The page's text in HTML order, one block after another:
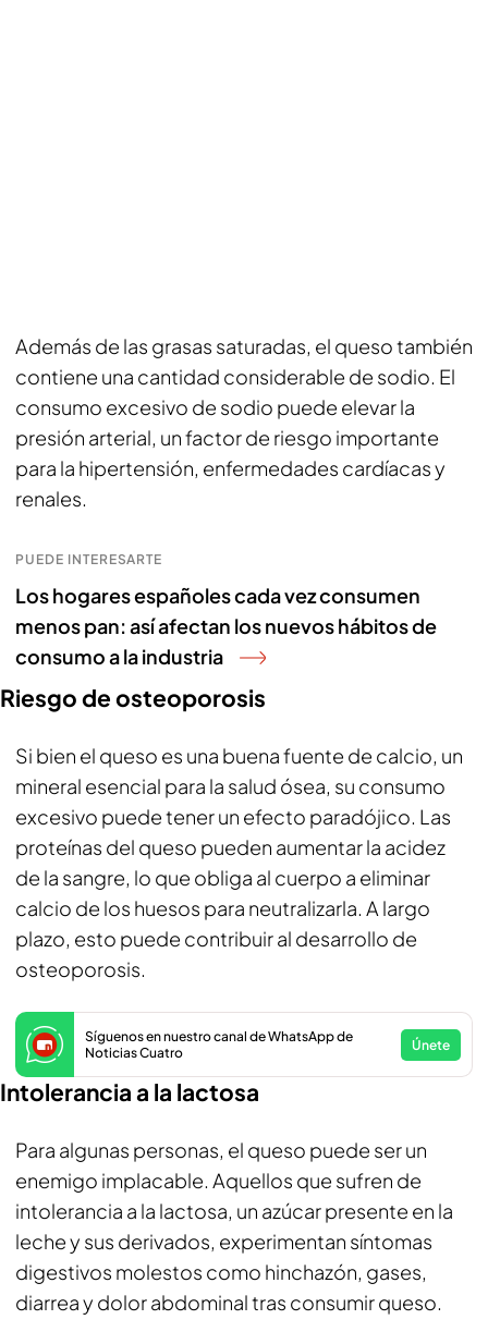
Además de las grasas saturadas, el queso también
contiene una cantidad considerable de sodio. El
consumo excesivo de sodio puede elevar la
presión arterial, un factor de riesgo importante
para la hipertensión, enfermedades cardíacas y
renales.
PUEDE INTERESARTE
Los hogares españoles cada vez consumen
menos pan: así afectan los nuevos hábitos de
consumo a la industria
Riesgo de osteoporosis
Si bien el queso es una buena fuente de calcio, un
mineral esencial para la salud ósea, su consumo
excesivo puede tener un efecto paradójico. Las
proteínas del queso pueden aumentar la acidez
de la sangre, lo que obliga al cuerpo a eliminar
calcio de los huesos para neutralizarla. A largo
plazo, esto puede contribuir al desarrollo de
osteoporosis.
Síguenos en nuestro canal de WhatsApp de
Noticias Cuatro
Únete
Intolerancia a la lactosa
Para algunas personas, el queso puede ser un
enemigo implacable. Aquellos que sufren de
intolerancia a la lactosa, un azúcar presente en la
leche y sus derivados, experimentan síntomas
digestivos molestos como hinchazón, gases,
diarrea y dolor abdominal tras consumir queso.